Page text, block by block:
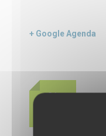
+ Google Agenda
21